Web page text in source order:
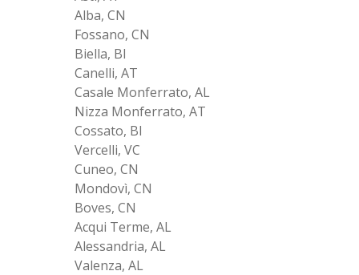
Alba, CN
Fossano, CN
Biella, BI
Canelli, AT
Casale Monferrato, AL
Nizza Monferrato, AT
Cossato, BI
Vercelli, VC
Cuneo, CN
Mondovì, CN
Boves, CN
Acqui Terme, AL
Alessandria, AL
Valenza, AL